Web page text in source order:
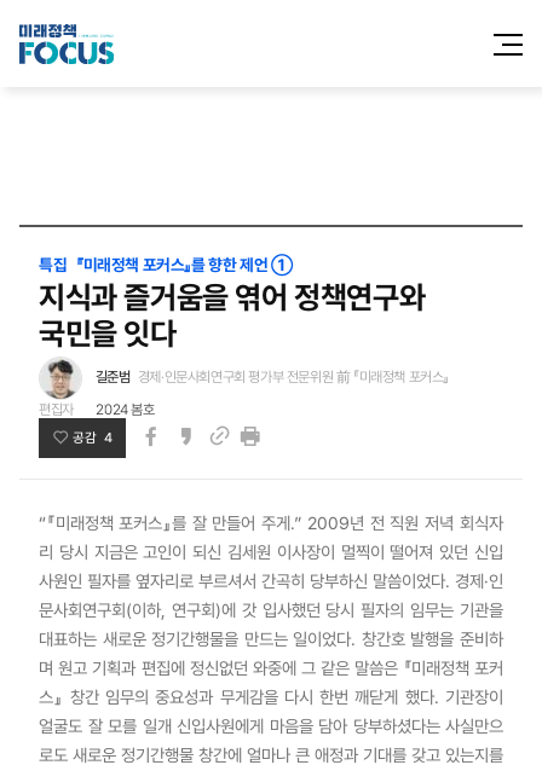
전체메
열기
특집 『미래정책 포커스』를 향한 제언 ①
지식과 즐거움을 엮어 정책연구와
국민을 잇다
길준범 경제·인문사회연구회 평가부 전문위원 前 『미래정책 포커스』
편집자
2024 봄호
공감 4
“『미래정책 포커스』를 잘 만들어 주게.” 2009년 전 직원 저녁 회식자
리 당시 지금은 고인이 되신 김세원 이사장이 멀찍이 떨어져 있던 신입
사원인 필자를 옆자리로 부르셔서 간곡히 당부하신 말씀이었다. 경제·인
문사회연구회(이하, 연구회)에 갓 입사했던 당시 필자의 임무는 기관을
대표하는 새로운 정기간행물을 만드는 일이었다. 창간호 발행을 준비하
며 원고 기획과 편집에 정신없던 와중에 그 같은 말씀은 『미래정책 포커
스』 창간 임무의 중요성과 무게감을 다시 한번 깨닫게 했다. 기관장이
얼굴도 잘 모를 일개 신입사원에게 마음을 담아 당부하셨다는 사실만으
로도 새로운 정기간행물 창간에 얼마나 큰 애정과 기대를 갖고 있는지를